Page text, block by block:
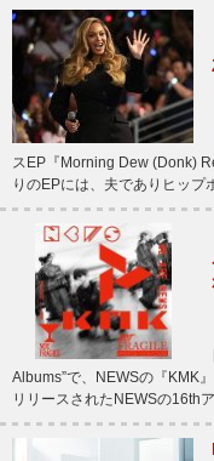
スEP『Morning Dew (Donk)
りのEPには、夫でありヒップ
Albums”で、NEWSの『KMK
リリースされたNEWSの16th